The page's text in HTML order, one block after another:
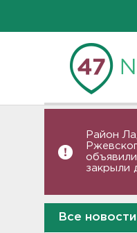
Район
закрыли
Все новости